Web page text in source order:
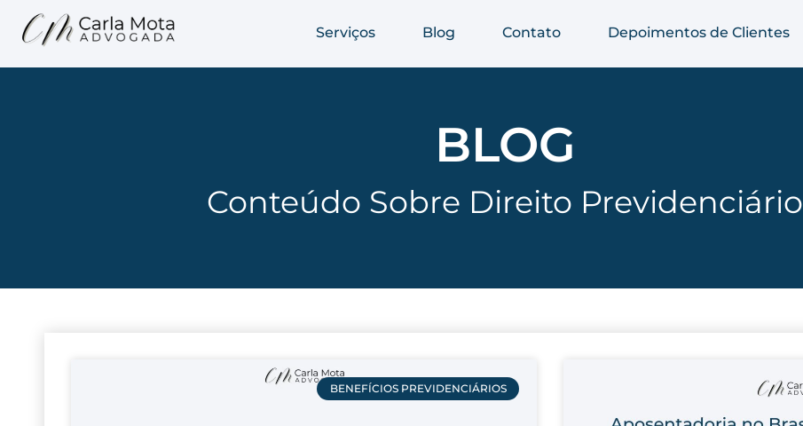
Serviços Blog Contato Depoimentos de Clientes
BLOG
Conteúdo Sobre Direito Previdenciário
BENEFÍCIOS PREVIDENCIÁRIOS